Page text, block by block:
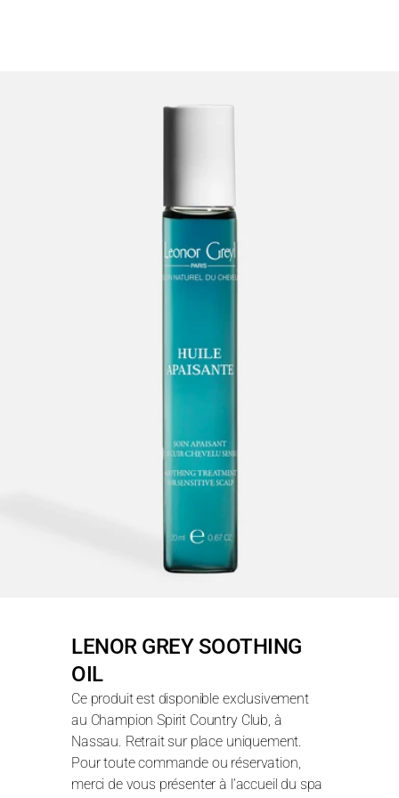
LENOR GREY SOOTHING
OIL
Ce produit est disponible exclusivement
au Champion Spirit Country Club, à
Nassau. Retrait sur place uniquement.
Pour toute commande ou réservation,
merci de vous présenter à l’accueil du spa